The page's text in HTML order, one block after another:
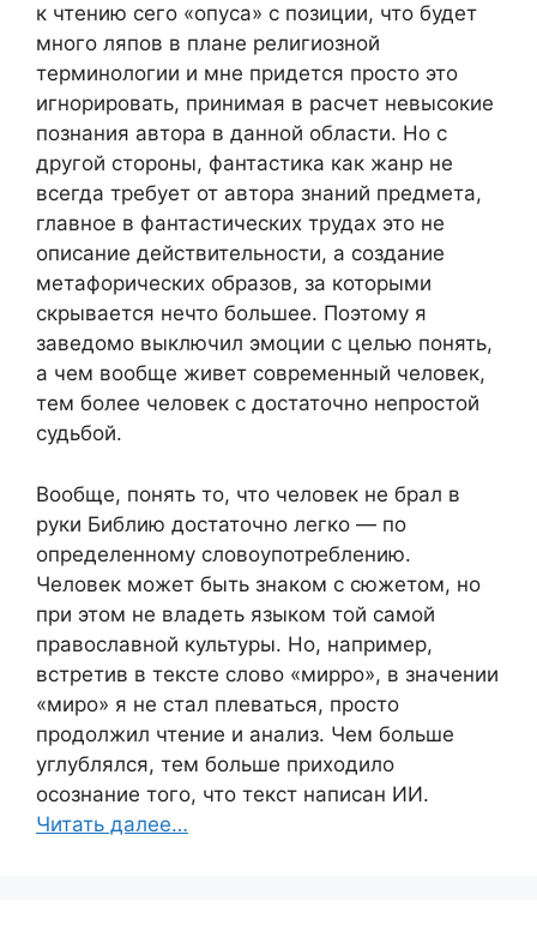
к чтению сего «опуса» с позиции, что будет
много ляпов в плане религиозной
терминологии и мне придется просто это
игнорировать, принимая в расчет невысокие
познания автора в данной области. Но с
другой стороны, фантастика как жанр не
всегда требует от автора знаний предмета,
главное в фантастических трудах это не
описание действительности, а создание
метафорических образов, за которыми
скрывается нечто большее. Поэтому я
заведомо выключил эмоции с целью понять,
а чем вообще живет современный человек,
тем более человек с достаточно непростой
судьбой.
Вообще, понять то, что человек не брал в
руки Библию достаточно легко — по
определенному словоупотреблению.
Человек может быть знаком с сюжетом, но
при этом не владеть языком той самой
православной культуры. Но, например,
встретив в тексте слово «мирро», в значении
«миро» я не стал плеваться, просто
продолжил чтение и анализ. Чем больше
углублялся, тем больше приходило
осознание того, что текст написан ИИ.
Читать далее…